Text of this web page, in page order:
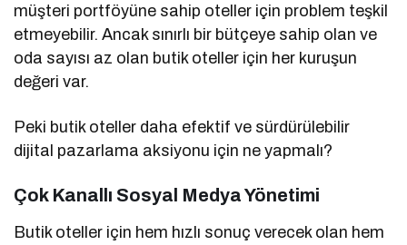
müşteri portföyüne sahip oteller için problem teşkil
etmeyebilir. Ancak sınırlı bir bütçeye sahip olan ve
oda sayısı az olan butik oteller için her kuruşun
değeri var.
Peki butik oteller daha efektif ve sürdürülebilir
dijital pazarlama aksiyonu için ne yapmalı?
Çok Kanallı Sosyal Medya Yönetimi
Butik oteller için hem hızlı sonuç verecek olan hem